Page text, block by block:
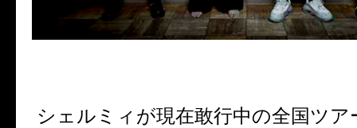
シェルミィが現在敢行中の全国ツア